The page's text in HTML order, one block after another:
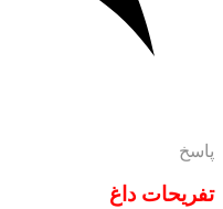
پاسخ
تفریحات داغ